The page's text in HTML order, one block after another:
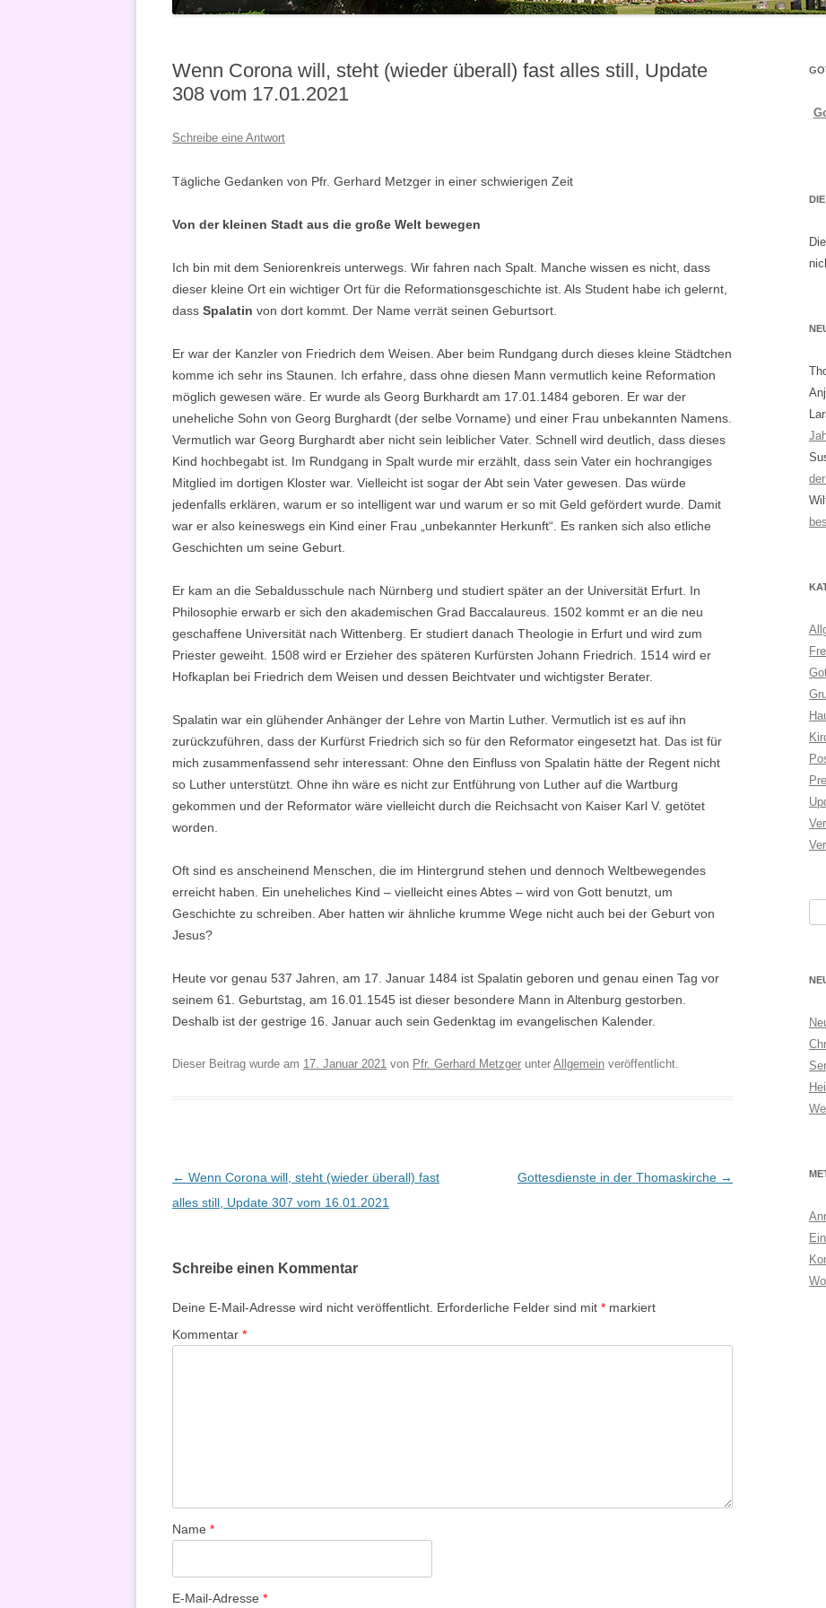
OSTEOPOROSEGRUPPE
SINGTEAM
SHINING LIGHTS – DER
JUGENDGRUPPEN
BESONDERE VERANSTALTUNGEN
Wenn Corona will, steht (wieder überall) fast alles still, Update
308 vom 17.01.2021
Schreibe eine Antwort
Tägliche Gedanken von Pfr. Gerhard Metzger in einer schwierigen Zeit
Von der kleinen Stadt aus die große Welt bewegen
Ich bin mit dem Seniorenkreis unterwegs. Wir fahren nach Spalt. Manche wissen es nicht, dass
dieser kleine Ort ein wichtiger Ort für die Reformationsgeschichte ist. Als Student habe ich gelernt,
dass Spalatin von dort kommt. Der Name verrät seinen Geburtsort.
Er war der Kanzler von Friedrich dem Weisen. Aber beim Rundgang durch dieses kleine Städtchen
komme ich sehr ins Staunen. Ich erfahre, dass ohne diesen Mann vermutlich keine Reformation
möglich gewesen wäre. Er wurde als Georg Burkhardt am 17.01.1484 geboren. Er war der
uneheliche Sohn von Georg Burghardt (der selbe Vorname) und einer Frau unbekannten Namens.
Vermutlich war Georg Burghardt aber nicht sein leiblicher Vater. Schnell wird deutlich, dass dieses
Kind hochbegabt ist. Im Rundgang in Spalt wurde mir erzählt, dass sein Vater ein hochrangiges
Mitglied im dortigen Kloster war. Vielleicht ist sogar der Abt sein Vater gewesen. Das würde
jedenfalls erklären, warum er so intelligent war und warum er so mit Geld gefördert wurde. Damit
war er also keineswegs ein Kind einer Frau „unbekannter Herkunft“. Es ranken sich also etliche
Geschichten um seine Geburt.
Er kam an die Sebaldusschule nach Nürnberg und studiert später an der Universität Erfurt. In
Philosophie erwarb er sich den akademischen Grad Baccalaureus. 1502 kommt er an die neu
geschaffene Universität nach Wittenberg. Er studiert danach Theologie in Erfurt und wird zum
Priester geweiht. 1508 wird er Erzieher des späteren Kurfürsten Johann Friedrich. 1514 wird er
Hofkaplan bei Friedrich dem Weisen und dessen Beichtvater und wichtigster Berater.
Spalatin war ein glühender Anhänger der Lehre von Martin Luther. Vermutlich ist es auf ihn
zurückzuführen, dass der Kurfürst Friedrich sich so für den Reformator eingesetzt hat. Das ist für
mich zusammenfassend sehr interessant: Ohne den Einfluss von Spalatin hätte der Regent nicht
so Luther unterstützt. Ohne ihn wäre es nicht zur Entführung von Luther auf die Wartburg
gekommen und der Reformator wäre vielleicht durch die Reichsacht von Kaiser Karl V. getötet
worden.
Oft sind es anscheinend Menschen, die im Hintergrund stehen und dennoch Weltbewegendes
erreicht haben. Ein uneheliches Kind – vielleicht eines Abtes – wird von Gott benutzt, um
Geschichte zu schreiben. Aber hatten wir ähnliche krumme Wege nicht auch bei der Geburt von
Jesus?
Heute vor genau 537 Jahren, am 17. Januar 1484 ist Spalatin geboren und genau einen Tag vor
seinem 61. Geburtstag, am 16.01.1545 ist dieser besondere Mann in Altenburg gestorben.
Deshalb ist der gestrige 16. Januar auch sein Gedenktag im evangelischen Kalender.
Dieser Beitrag wurde am 17. Januar 2021 von Pfr. Gerhard Metzger unter Allgemein veröffentlicht.
Beitragsnavigation
← Wenn Corona will, steht (wieder überall) fast
alles still, Update 307 vom 16.01.2021
Gottesdienste in der Thomaskirche →
Schreibe einen Kommentar
Deine E-Mail-Adresse wird nicht veröffentlicht. Erforderliche Felder sind mit * markiert
Kommentar *
Name *
E-Mail-Adresse *